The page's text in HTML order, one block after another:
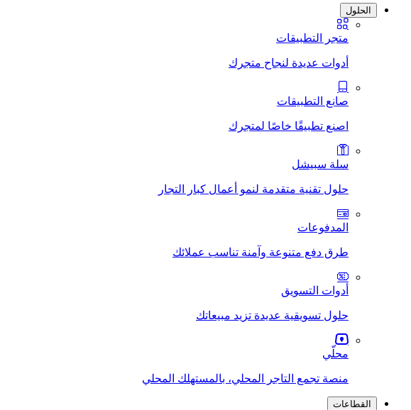
الحلول
متجر التطبيقات
أدوات عديدة لنجاح متجرك
صانع التطبيقات
اصنع تطبيقًا خاصًا لمتجرك
سلة سبيشل
حلول تقنية متقدمة لنمو أعمال كبار التجار
المدفوعات
طرق دفع متنوعة وآمنة تناسب عملائك
أدوات التسويق
حلول تسويقية عديدة تزيد مبيعاتك
محلّي
منصة تجمع التاجر المحلي، بالمستهلك المحلي
القطاعات